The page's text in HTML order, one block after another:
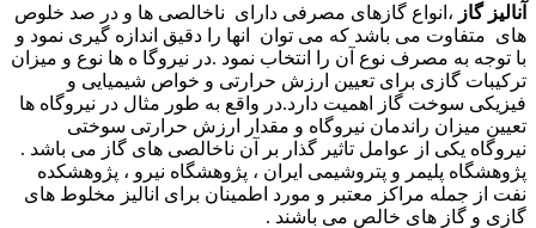
آنالیز گاز ،انواع گازهای مصرفی دارای ناخالصی ها و در صد خلوص
های متفاوت می باشد که می توان انها را دقیق اندازه گیری نمود و
با توجه به مصرف نوع آن را انتخاب نمود .در نیروگا ه ها نوع و میزان
ترکیبات گازی برای تعیین ارزش حرارتی و خواص شیمیایی و
فیزیکی سوخت گاز اهمیت دارد.در واقع به طور مثال در نیروگاه ها
تعیین میزان راندمان نیروگاه و مقدار ارزش حرارتی سوختی
نیروگاه یکی از عوامل تاثیر گذار بر آن ناخالصی های گاز می باشد .
پژوهشگاه پلیمر و پتروشیمی ایران ، پژوهشگاه نیرو ، پژوهشکده
نفت از جمله مراکز معتبر و مورد اطمینان برای انالیز مخلوط های
گازی و گاز های خالص می باشند .